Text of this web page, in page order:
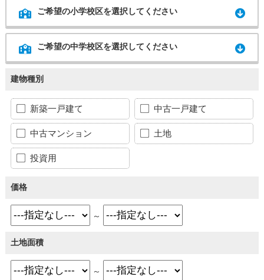
ご希望の小学校区を選択してください
ご希望の中学校区を選択してください
建物種別
新築一戸建て 中古一戸建て
中古マンション 土地
投資用
価格
～
土地面積
～